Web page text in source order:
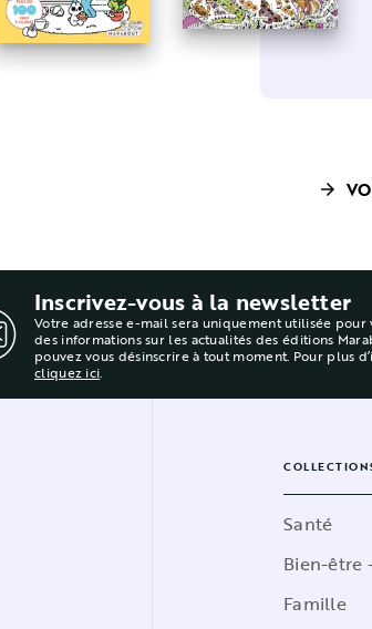
arrow_forward
Inscrivez-vous à la newsletter
Votre adresse e-mail sera uniquement utilisée pour
des informations sur les actualités des éditions
pouvez vous désinscrire à tout moment. Pour plus
cliquez ici.
Santé
Bien-être
Famille